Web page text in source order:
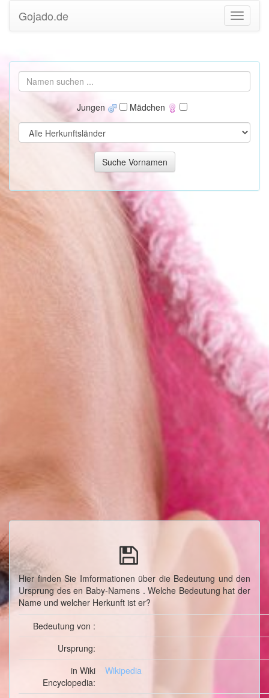
Gojado.de
Jungen Mädchen
Hier finden Sie Imformationen über die Bedeutung und den
Ursprung des en Baby-Namens . Welche Bedeutung hat der
Name und welcher Herkunft ist er?
Bedeutung von :
Ursprung:
in Wiki
Encyclopedia:
Wikipedia